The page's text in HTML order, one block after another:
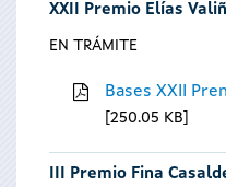
XXII Premio Elías
EN TRÁMITE
Bases XXII
250.05 KB
III Premio Fina